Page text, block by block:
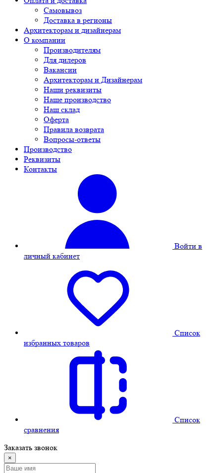
Самовывоз
Доставка в регионы
Архитекторам и дизайнерам
О компании
Производителям
Для дилеров
Вакансии
Архитекторам и Дизайнерам
Наши реквизиты
Наше производство
Наш склад
Оферта
Правила возврата
Вопросы-ответы
Производство
Реквизиты
Контакты
Войти в
личный кабинет
Cписок
избранных товаров
Cписок
сравнения
Заказать звонок
×